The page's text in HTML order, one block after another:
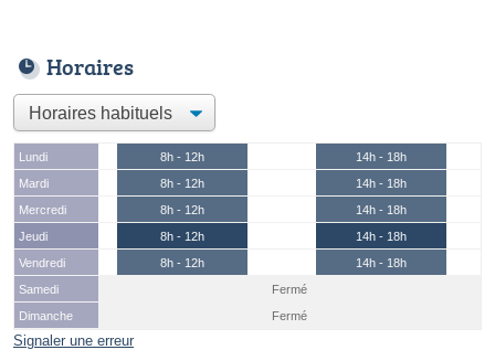
Horaires
Lundi 8h - 12h
14h - 18h
Mardi
8h - 12h
14h - 18h
Mercredi
8h - 12h
14h - 18h
Jeudi
8h - 12h
14h - 18h
Vendredi
8h - 12h
14h - 18h
Samedi
Fermé
Dimanche
Fermé
Signaler une erreur